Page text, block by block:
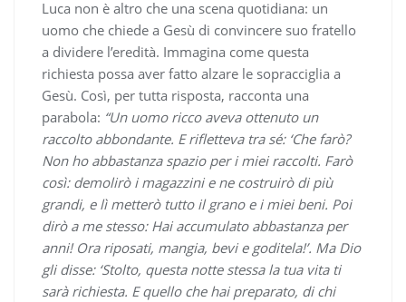
Luca non è altro che una scena quotidiana: un
uomo che chiede a Gesù di convincere suo fratello
a dividere l’eredità. Immagina come questa
richiesta possa aver fatto alzare le sopracciglia a
Gesù. Così, per tutta risposta, racconta una
parabola: “Un uomo ricco aveva ottenuto un
raccolto abbondante. E rifletteva tra sé: ‘Che farò?
Non ho abbastanza spazio per i miei raccolti. Farò
così: demolirò i magazzini e ne costruirò di più
grandi, e lì metterò tutto il grano e i miei beni. Poi
dirò a me stesso: Hai accumulato abbastanza per
anni! Ora riposati, mangia, bevi e goditela!’. Ma Dio
gli disse: ‘Stolto, questa notte stessa la tua vita ti
sarà richiesta. E quello che hai preparato, di chi